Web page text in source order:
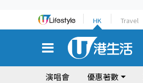
HK Travel
演唱會 優惠著數